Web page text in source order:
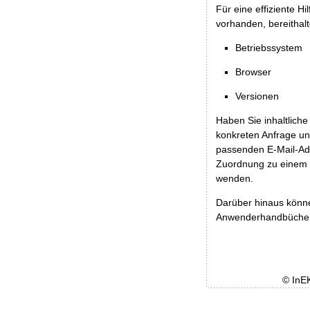
Für eine effiziente
vorhanden,
Betriebssystem
Browser
Versionen
Haben Sie
konkreten Anfrage
passenden E-Mail-
Zuordnung zu
wenden.
Darüber hinaus
©